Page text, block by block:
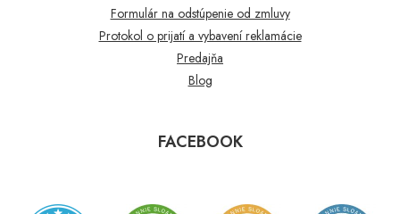
Formulár na odstúpenie od zmluvy
Protokol o prijatí a vybavení reklamácie
Predajňa
Blog
FACEBOOK